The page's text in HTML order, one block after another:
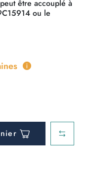
être accouplé à
ou le